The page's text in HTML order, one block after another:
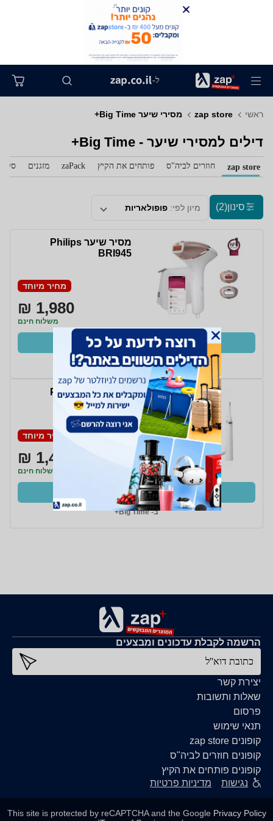
ל-
ראשי zap store מסירי שיער Big Time+
דילים למסירי שיער - Big Time+
zap store חוזרים לביה"ס פותחים את הקיץ zaPack מזגנים
סינון(2) מיון לפי: פופולאריות
מסיר שיער Philips
BRI945
מחיר מיוחד
1,980 ₪
משלוח חינם
קנו עכשיו
ב- Big Time+
מסיר שיער Philips
BRI921/00
מחיר מיוחד
1,480 ₪
משלוח חינם
קנו עכשיו
ב- Big Time+
יצירת קשר
שאלות ותשובות
פרסום
תנאי שימוש
קופונים zap store
קופונים חוזרים לביה"ס
קופונים פותחים את הקיץ
הרשמה לקבלת עדכונים ומבצעים
כתובת דוא''ל
נגישות מדיניות פרטיות
This site is protected by reCAPTCHA and the Google Privacy Policy